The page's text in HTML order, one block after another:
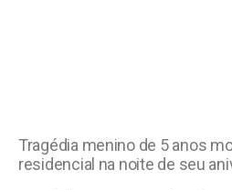
Tragédia menino de 5 anos
residencial na noite de seu